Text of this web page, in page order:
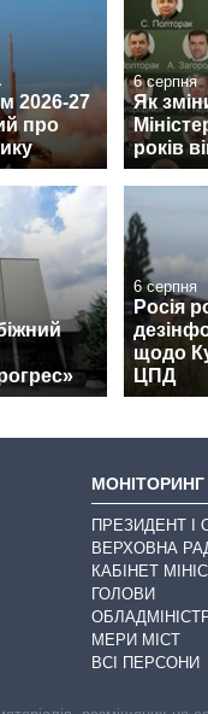
2026-27
про
6 серпня
Як
років
6 серпня
Росія
щодо
ЦПД
МОНІТОРИНГ
ПРЕЗИДЕНТ І
ВЕРХОВНА
КАБІНЕТ
ГОЛОВИ
МЕРИ МІСТ
ВСІ ПЕРСОНИ